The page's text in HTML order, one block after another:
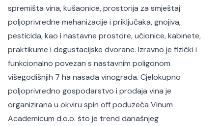
spremišta vina, kušaonice, prostorija za smještaj
poljoprivredne mehanizacije i priključaka, gnojiva,
pesticida, kao i nastavne prostore, učionice, kabinete,
praktikume i degustacijske dvorane. Izravno je fizički i
funkcionalno povezan s nastavnim poligonom
višegodišnjih 7 ha nasada vinograda. Cjelokupno
poljoprivredno gospodarstvo i prodaja vina je
organizirana u okviru spin off poduzeća Vinum
Academicum d.o.o. što je trend današnjeg